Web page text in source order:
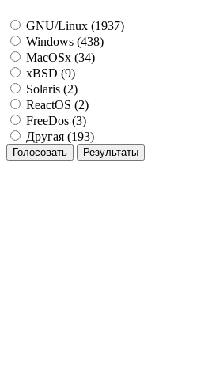
GNU/Linux (1937)
Windows (438)
MacOSx (34)
xBSD (9)
Solaris (2)
ReactOS (2)
FreeDos (3)
Другая (193)